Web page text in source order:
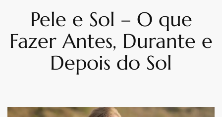
Pele e Sol – O que
Fazer Antes, Durante e
Depois do Sol